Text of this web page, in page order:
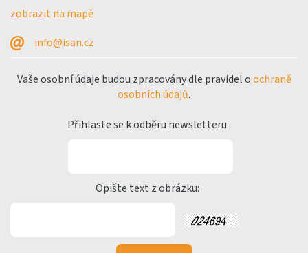
zobrazit na mapě
info@isan.cz
Vaše osobní údaje budou zpracovány dle pravidel oochraně
osobních údajů.
Přihlaste se k odběru newsletteru
Opište text z obrázku: